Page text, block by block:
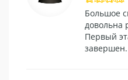
Большое
довольна
Первый
завершен.